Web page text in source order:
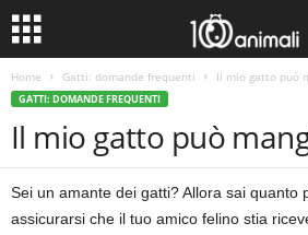
Home Gatti: domande frequenti Il mio gatto può
GATTI: DOMANDE FREQUENTI
Il mio gatto può
Sei un amante dei gatti? Allora sai quanto
assicurarsi che il tuo amico felino stia